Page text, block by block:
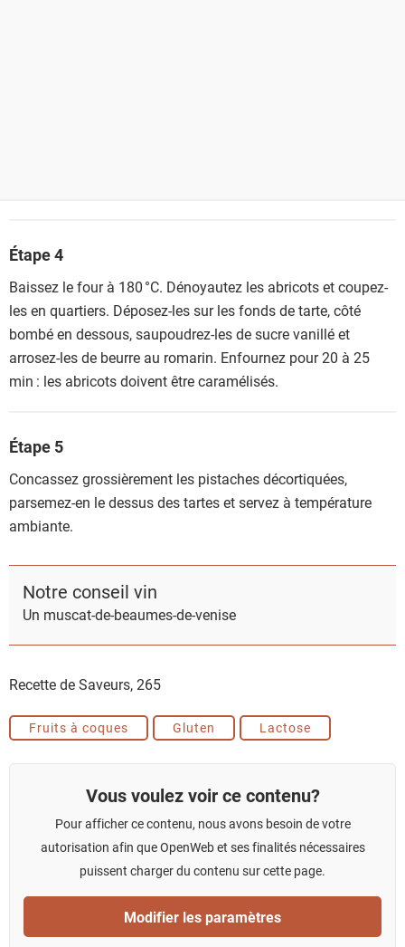
Étape 4
Baissez le four à 180 °C. Dénoyautez les abricots et coupez-
les en quartiers. Déposez-les sur les fonds de tarte, côté
bombé en dessous, saupoudrez-les de sucre vanillé et
arrosez-les de beurre au romarin. Enfournez pour 20 à 25
min : les abricots doivent être caramélisés.
Étape 5
Concassez grossièrement les pistaches décortiquées,
parsemez-en le dessus des tartes et servez à température
ambiante.
Notre conseil vin
Un muscat-de-beaumes-de-venise
Recette de Saveurs,265
Fruits à coques Gluten Lactose
Vous voulez voir ce contenu?
Pour afficher ce contenu, nous avons besoin de votre
autorisation afin que OpenWeb et ses finalités nécessaires
puissent charger du contenu sur cette page.
Modifier les paramètres